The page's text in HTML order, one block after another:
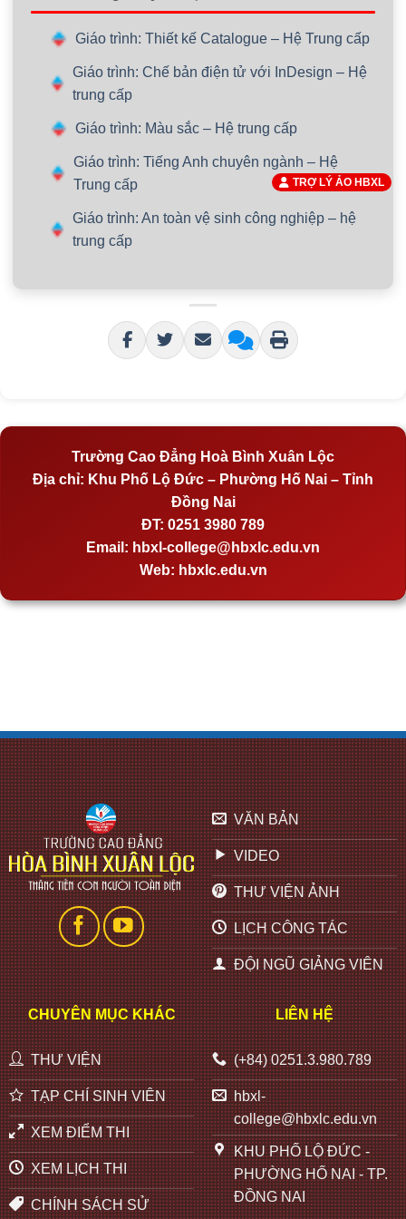
Giáo trình: Thiết kế Catalogue – Hệ Trung cấp
Giáo trình: Chế bản điện tử với InDesign – Hệ
trung cấp
Giáo trình: Màu sắc – Hệ trung cấp
Giáo trình: Tiếng Anh chuyên ngành – Hệ
Trung cấp
Giáo trình: An toàn vệ sinh công nghiệp – hệ
trung cấp
Trường Cao Đẳng Hoà Bình Xuân Lộc
Địa chỉ: Khu Phố Lộ Đức – Phường Hố Nai – Tỉnh
Đồng Nai
ĐT: 0251 3980 789
Email: hbxl-college@hbxlc.edu.vn
Web: hbxlc.edu.vn
VĂN BẢN
VIDEO
THƯ VIỆN ẢNH
LỊCH CÔNG TÁC
ĐỘI NGŨ GIẢNG VIÊN
CHUYÊN MỤC KHÁC
THƯ VIỆN
TẠP CHÍ SINH VIÊN
XEM ĐIỂM THI
XEM LỊCH THI
CHÍNH SÁCH SỬ
LIÊN HỆ
(+84) 0251.3.980.789
hbxl-
college@hbxlc.edu.vn
KHU PHỐ LỘ ĐỨC -
PHƯỜNG HỐ NAI - TP.
ĐỒNG NAI
TRỢ LÝ ẢO HBXL